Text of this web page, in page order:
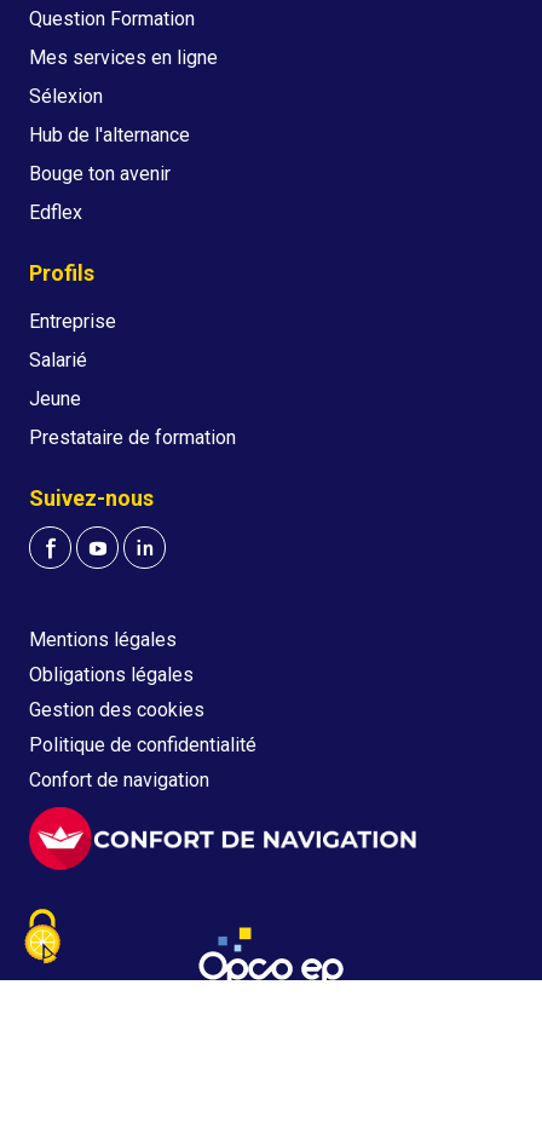
Question Formation
Mes services en ligne
Sélexion
Hub de l'alternance
Bouge ton avenir
Edflex
Profils
Entreprise
Salarié
Jeune
Prestataire de formation
Suivez-nous
Mentions légales
Obligations légales
Gestion des cookies
Politique de confidentialité
Confort de navigation